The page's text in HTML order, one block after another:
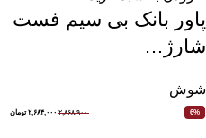
پاور بانک بی سیم فست
شارژ…
شوش
6% ۲,۸۶۸,۹۰۰ ۲,۶۸۴,۰۰۰ تومان